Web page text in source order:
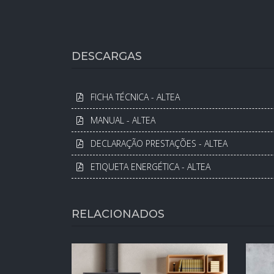
DESCARGAS
FICHA TÉCNICA - ALTEA
MANUAL - ALTEA
DECLARAÇÃO PRESTAÇÕES - ALTEA
ETIQUETA ENERGÉTICA - ALTEA
RELACIONADOS